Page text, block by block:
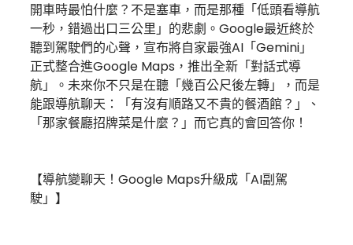
開車時最怕什麼？不是塞車，而是那種「低頭看導航
一秒，錯過出口三公里」的悲劇。Google最近終於
聽到駕駛們的心聲，宣布將自家最強AI「Gemini」
正式整合進Google Maps，推出全新「對話式導
航」。未來你不只是在聽「幾百公尺後左轉」，而是
能跟導航聊天：「有沒有順路又不貴的餐酒館？」、
「那家餐廳招牌菜是什麼？」而它真的會回答你！
【導航變聊天！Google Maps升級成「AI副駕
駛」】